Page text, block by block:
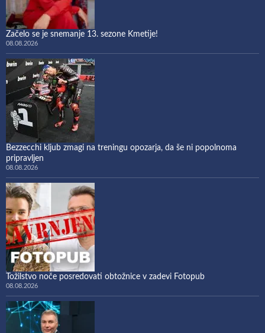
Začelo se je snemanje 13. sezone Kmetije!
08.08.2026
Bezzecchi kljub zmagi na treningu opozarja, da še ni popolnoma
pripravljen
08.08.2026
Tožilstvo noče posredovati obtožnice v zadevi Fotopub
08.08.2026